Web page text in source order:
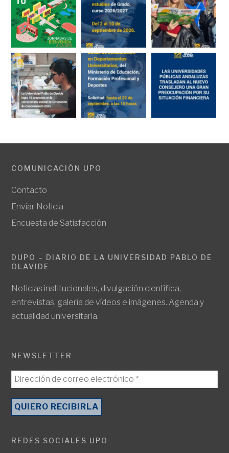
COMUNICACIÓN UPO
Contacto
Enviar Noticia
Encuesta de Satisfacción
DUPO – DIARIO DE LA UNIVERSIDAD PABLO DE
OLAVIDE
Noticias institucionales, divulgación científica,
entrevistas, galería de vídeos e imágenes. Agenda y
actualidad universitaria.
NEWSLETTER
REDES SOCIALES UPO